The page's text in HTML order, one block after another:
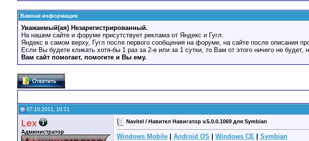
Важная информация
Уважаемый(ая) Незарегистрированный.
На нашем сайте и форуме присутствует реклама от Яндекс и Гугл.
Яндекс в самом верху, Гугл после первого сообщения на форуме, на сайте после описания
Если Вы будете кликать хотя-бы 1 раз за 2-е или за 1 сутки, то Вам от этого ничего не
Вам сайт помогает, помогите и Вы ему.
07.10.2011, 10:11
Lex
Администратор
Navitel / Навител Навигатор v.5.0.0.1069 для Symbian
Windows Mobile Android OS Windows CE Symbian